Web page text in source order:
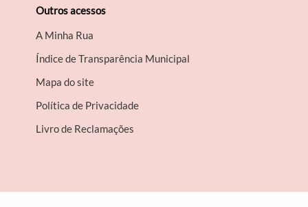
Outros acessos
A Minha Rua
Índice de Transparência Municipal
Mapa do site
Política de Privacidade
Livro de Reclamações